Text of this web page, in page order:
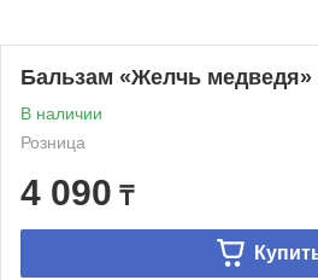
Бальзам «Желчь медведя»
В наличии
Розница
4 090 ₸